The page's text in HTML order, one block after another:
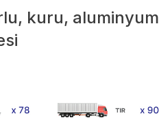
kuru, aluminyum